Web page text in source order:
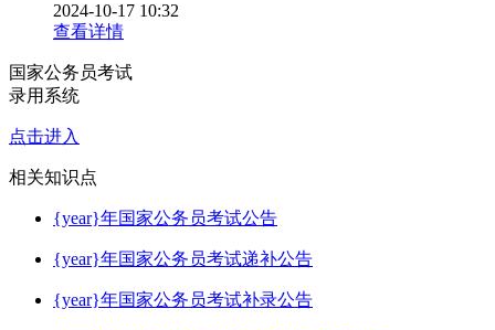
2024-10-17 10:32
查看详情
国家公务员考试
录用系统
点击进入
相关知识点
{year}年国家公务员考试公告
{year}年国家公务员考试递补公告
{year}年国家公务员考试补录公告